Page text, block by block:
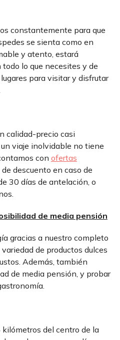
constantemente para que
se sienta como en
y atento, estará
lo que necesites y de
para visitar y disfrutar
calidad-precio casi
viaje inolvidable no tiene
con ofertas
descuento en caso de
30 días de antelación, o
de media pensión
gracias a nuestro completo
de productos dulces
Además, también
de media pensión, y probar
del centro de la